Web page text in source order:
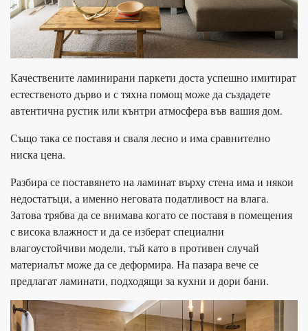
Качествените ламинирани паркети доста успешно имитират
естественото дърво и с тяхна помощ може да създадете
автентична рустик или кънтри атмосфера във вашия дом.
Също така се поставя и сваля лесно и има сравнително
ниска цена.
Разбира се поставянето на ламинат върху стена има и някои
недостатъци, а именно неговата податливост на влага.
Затова трябва да се внимава когато се поставя в помещения
с висока влажност и да се изберат специални
влагоустойчиви модели, тъй като в противен случай
материалът може да се деформира. На пазара вече се
предлагат ламинати, подходящи за кухни и дори бани.